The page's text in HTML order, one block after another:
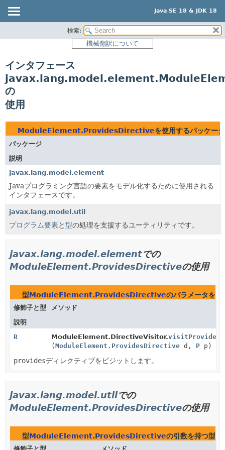
Java SE 18 & JDK 18
パッケージ
クラス
使用
ツリー
新規
非推奨
索引
ヘルプ
検索:
機械翻訳について
インタフェース
の
使用
ModuleElement.ProvidesDirectiveを使用するパッケージ
パッケージ
説明
javax.lang.model.element
Javaプログラミング言語の要素をモデル化するために使用される
インタフェースです。
javax.lang.model.util
プログラム要素と型の処理を支援するユーティリティです。
javax.lang.model.elementでの
ModuleElement.ProvidesDirectiveの使用
型ModuleElement.ProvidesDirectiveのパラメータを持
修飾子と型
メソッド
説明
R
ModuleElement.DirectiveVisitor.visitProvides
(ModuleElement.ProvidesDirective d, P p)
providesディレクティブをビジットします。
javax.lang.model.utilでの
ModuleElement.ProvidesDirectiveの使用
型ModuleElement.ProvidesDirectiveの引数を持つ型を